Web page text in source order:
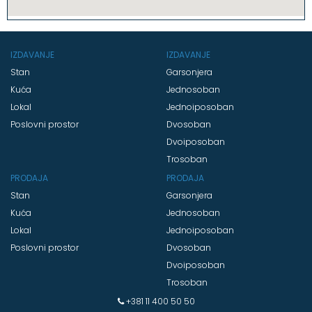
IZDAVANJE
Stan
Kuća
Lokal
Poslovni prostor
IZDAVANJE
Garsonjera
Jednosoban
Jednoiposoban
Dvosoban
Dvoiposoban
Trosoban
PRODAJA
Stan
Kuća
Lokal
Poslovni prostor
PRODAJA
Garsonjera
Jednosoban
Jednoiposoban
Dvosoban
Dvoiposoban
Trosoban
+381 11 400 50 50